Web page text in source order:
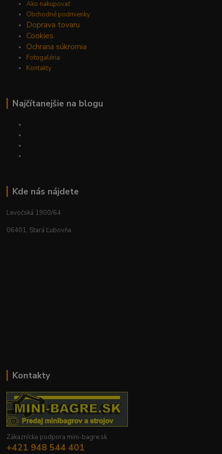
Ako nakupovať
Obchodné podmienky
Doprava tovaru
Cookies
Ochrana súkromia
Fotogaléria
Kontakty
Najčítanejšie na blogu
Kde nás nájdete
Levočská 1900/64
06401, Stará Ľubovňa
Kontakty
Zákaznícka podpora mini-bagre.sk
+421 948 544 401